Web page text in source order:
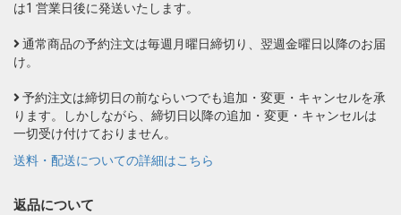
は1 営業日後に発送いたします。
通常商品の予約注文は毎週月曜日締切り、翌週金曜日以降のお届
け。
予約注文は締切日の前ならいつでも追加・変更・キャンセルを承
ります。しかしながら、締切日以降の追加・変更・キャンセルは
一切受け付けておりません。
送料・配送についての詳細はこちら
返品について